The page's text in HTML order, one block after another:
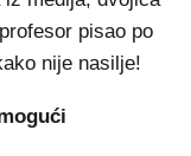
pisao po
nije nasilje!